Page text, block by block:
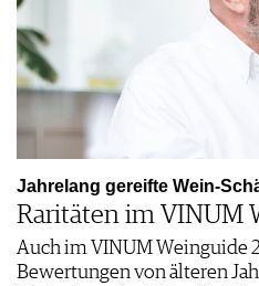
Jahrelang gereifte Wein-
Raritäten im VINUM
Auch im VINUM Weinguide
Bewertungen von älteren